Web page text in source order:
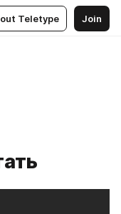
Teletype Join